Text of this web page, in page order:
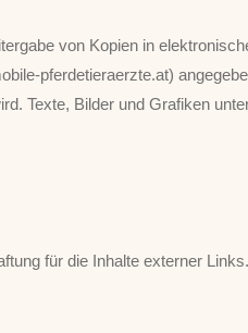
von Kopien in
pferdetieraerzte.at)
Texte, Bilder und Grafiken
für die Inhalte externer